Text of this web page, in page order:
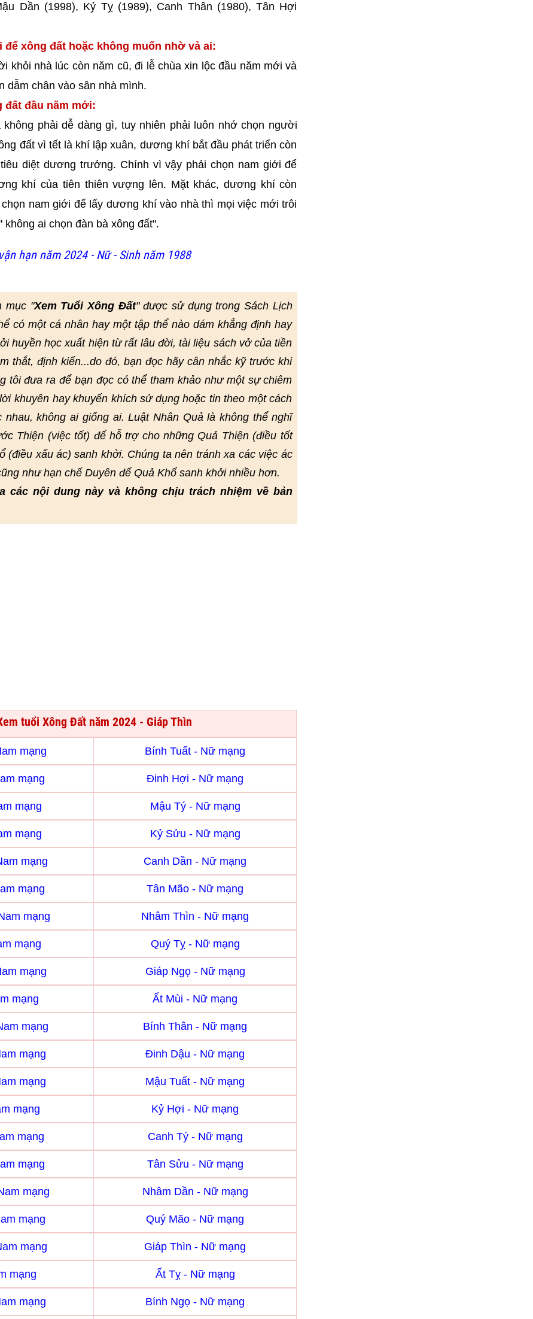
Dần (1998), Kỷ Tỵ (1989), Canh Thân (1980), Tân Hợi
xông đất hoặc không muốn nhờ vả ai:
khỏi nhà lúc còn năm cũ, đi lễ chùa xin lộc đầu năm mới và
dẫm chân vào sân nhà mình.
đầu năm mới:
phải dễ dàng gì, tuy nhiên phải luôn nhớ chọn người
đất vì tết là khí lập xuân, dương khí bắt đầu phát triển còn
diệt dương trưởng. Chính vì vậy phải chọn nam giới để
khí của tiên thiên vượng lên. Mặt khác, dương khí còn
nam giới để lấy dương khí vào nhà thì mọi việc mới trôi
ai chọn đàn bà xông đất".
hạn năm 2024 - Nữ - Sinh năm 1988
mục "Xem Tuổi Xông Đất" được sử dụng trong Sách Lịch
có một cá nhân hay một tập thể nào dám khẳng định hay
huyền học xuất hiện từ rất lâu đời, tài liệu sách vở của tiền
thắt, định kiến...do đó, bạn đọc hãy cân nhắc kỹ trước khi
tôi đưa ra để bạn đọc có thể tham khảo như một sự chiêm
khuyên hay khuyến khích sử dụng hoặc tin theo một cách
không ai giống ai. Luật Nhân Quả là không thể nghĩ
Thiện (việc tốt) để hỗ trợ cho những Quả Thiện (điều tốt
(điều xấu ác) sanh khởi. Chúng ta nên tránh xa các việc ác
như hạn chế Duyên để Quả Khổ sanh khởi nhiều hơn.
các nội dung này và không chịu trách nhiệm về bản
tuổi Xông Đất năm 2024 - Giáp Thìn
mạng Bính Tuất - Nữ mạng
mạng Đinh Hợi - Nữ mạng
mạng Mậu Tý - Nữ mạng
mạng Kỷ Sửu - Nữ mạng
mạng Canh Dần - Nữ mạng
mạng Tân Mão - Nữ mạng
mạng Nhâm Thìn - Nữ mạng
mạng Quý Tỵ - Nữ mạng
mạng Giáp Ngọ - Nữ mạng
mạng Ất Mùi - Nữ mạng
mạng Bính Thân - Nữ mạng
mạng Đinh Dậu - Nữ mạng
mạng Mậu Tuất - Nữ mạng
mạng Kỷ Hợi - Nữ mạng
mạng Canh Tý - Nữ mạng
mạng Tân Sửu - Nữ mạng
mạng Nhâm Dần - Nữ mạng
mạng Quý Mão - Nữ mạng
mạng Giáp Thìn - Nữ mạng
mạng Ất Tỵ - Nữ mạng
mạng Bính Ngọ - Nữ mạng